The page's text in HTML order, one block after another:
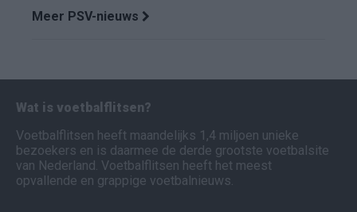
Meer PSV-nieuws
Wat is voetbalflitsen?
Voetbalflitsen heeft maandelijks 1,4 miljoen unieke
bezoekers en is daarmee de derde grootste voetbalsite
van Nederland. Voetbalflitsen heeft het meest
opvallende en grappige voetbalnieuws.